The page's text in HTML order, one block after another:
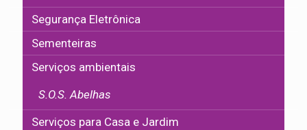
Segurança Eletrônica
Sementeiras
Serviços ambientais
S.O.S. Abelhas
Serviços para Casa e Jardim